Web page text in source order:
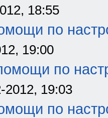
18:55
по
19:00
по
19:03
по